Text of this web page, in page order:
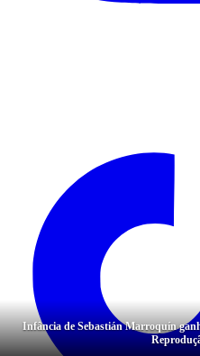
Infância de Sebastián Marroquín